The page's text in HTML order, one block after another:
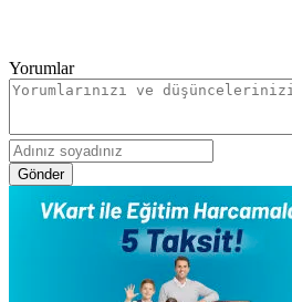
Yorumlar
Gönder